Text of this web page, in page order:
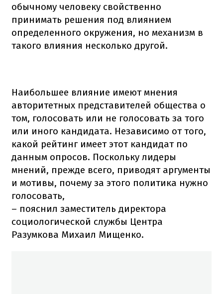
обычному человеку свойственно
принимать решения под влиянием
определенного окружения, но механизм в
такого влияния несколько другой.
Наибольшее влияние имеют мнения
авторитетных представителей общества о
том, голосовать или не голосовать за того
или иного кандидата. Независимо от того,
какой рейтинг имеет этот кандидат по
данным опросов. Поскольку лидеры
мнений, прежде всего, приводят аргументы
и мотивы, почему за этого политика нужно
голосовать,
– пояснил заместитель директора
социологической службы Центра
Разумкова Михаил Мищенко.